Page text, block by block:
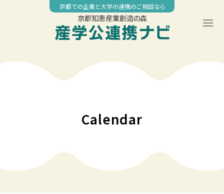
京都での企業と大学の連携のご相談なら
京都知恵産業創造の森
Calendar
04:00